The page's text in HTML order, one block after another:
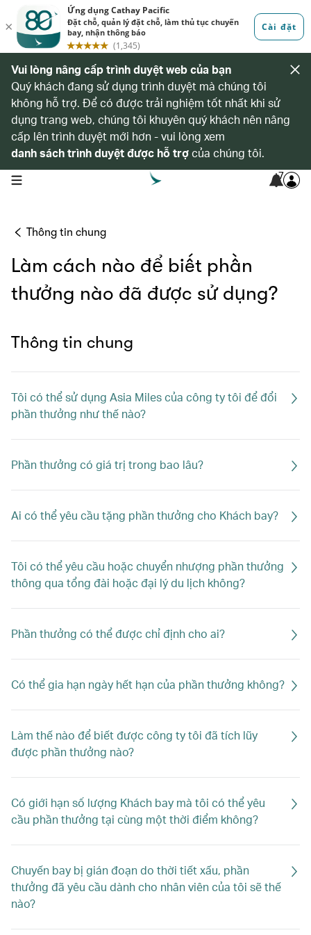
Vui lòng nâng cấp trình duyệt web của bạn
Quý khách đang sử dụng trình duyệt mà chúng tôi
không hỗ trợ. Để có được trải nghiệm tốt nhất khi sử
dụng trang web, chúng tôi khuyên quý khách nên nâng
cấp lên trình duyệt mới hơn - vui lòng xem
danh sách trình duyệt được hỗ trợcủa chúng tôi.
open navigation menu 7
Thông tin chung
Làm cách nào để biết phần
thưởng nào đã được sử dụng?
Thông tin chung
Tôi có thể sử dụng Asia Miles của công ty tôi để đổi
phần thưởng như thế nào?
Phần thưởng có giá trị trong bao lâu?
Ai có thể yêu cầu tặng phần thưởng cho Khách bay?
Tôi có thể yêu cầu hoặc chuyển nhượng phần thưởng
thông qua tổng đài hoặc đại lý du lịch không?
Phần thưởng có thể được chỉ định cho ai?
Có thể gia hạn ngày hết hạn của phần thưởng không?
Làm thế nào để biết được công ty tôi đã tích lũy
được phần thưởng nào?
Có giới hạn số lượng Khách bay mà tôi có thể yêu
cầu phần thưởng tại cùng một thời điểm không?
Chuyến bay bị gián đoạn do thời tiết xấu, phần
thưởng đã yêu cầu dành cho nhân viên của tôi sẽ thế
nào?